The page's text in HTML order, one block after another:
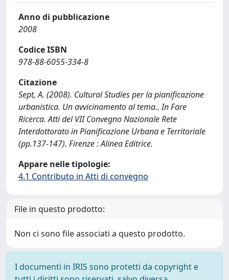
Anno di pubblicazione
2008
Codice ISBN
978-88-6055-334-8
Citazione
Sept, A. (2008). Cultural Studies per la pianificazione
urbanistica. Un avvicinamento al tema.. In Fare
Ricerca. Atti del VII Convegno Nazionale Rete
Interdottorato in Pianificazione Urbana e Territoriale
(pp.137-147). Firenze : Alinea Editrice.
Appare nelle tipologie:
4.1 Contributo in Atti di convegno
File in questo prodotto:
Non ci sono file associati a questo prodotto.
I documenti in IRIS sono protetti da copyright e